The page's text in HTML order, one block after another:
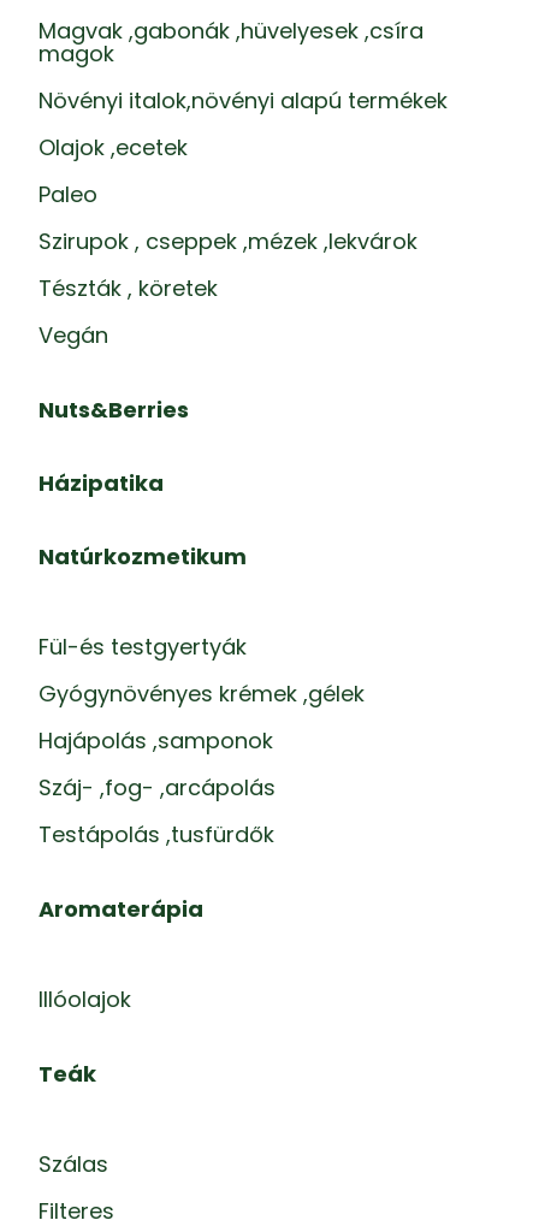
Magvak ,gabonák ,hüvelyesek ,csíra
magok
Növényi italok,növényi alapú termékek
Olajok ,ecetek
Paleo
Szirupok , cseppek ,mézek ,lekvárok
Tészták , köretek
Vegán
Nuts&Berries
Házipatika
Natúrkozmetikum
Fül-és testgyertyák
Gyógynövényes krémek ,gélek
Hajápolás ,samponok
Száj- ,fog- ,arcápolás
Testápolás ,tusfürdők
Aromaterápia
Illóolajok
Teák
Szálas
Filteres